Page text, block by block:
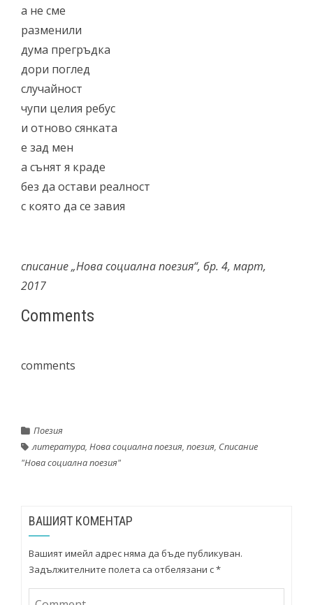
а не сме
разменили
дума прегръдка
дори поглед
случайност
чупи целия ребус
и отново сянката
е зад мен
а сънят я краде
без да остави реалност
с която да се завия
списание „Нова социална поезия“, бр. 4, март,
2017
Comments
comments
Поезия
литература, Нова социална поезия, поезия, Списание
"Нова социална поезия"
ВАШИЯТ КОМЕНТАР
Вашият имейл адрес няма да бъде публикуван.
Задължителните полета са отбелязани с*